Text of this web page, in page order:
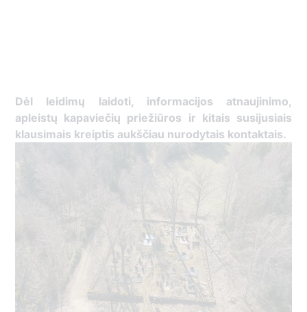
Dėl leidimų laidoti, ​informacijos atnaujinimo,
apleistų kapaviečių priežiūros ir kitais susijusiais
klausimais kreiptis ​aukščiau nurodytais kontaktais.